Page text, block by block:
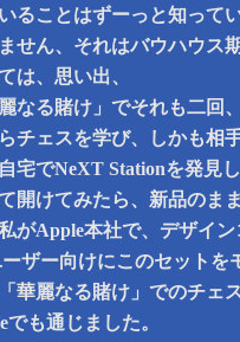
ることはずーっと知って
せん、それはバウハウス
は、思い出、
なる賭け」でそれも二回
チェスを学び、しかも相
宅でNeXT Stationを発見
開けてみたら、新品のま
がApple本社で、デザイ
ーザー向けにこのセット
華麗なる賭け」でのチェ
も通じました。